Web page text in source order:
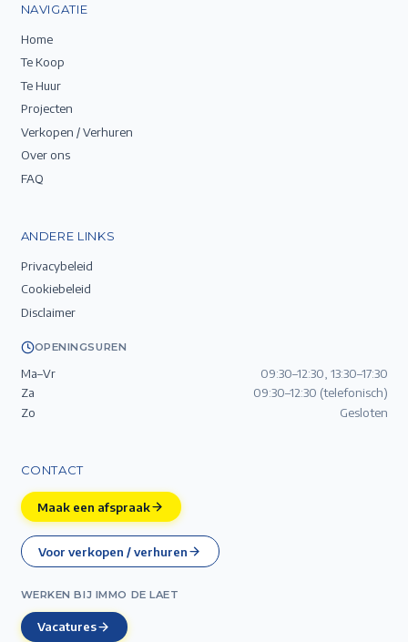
NAVIGATIE
Home
Te Koop
Te Huur
Projecten
Verkopen / Verhuren
Over ons
FAQ
ANDERE LINKS
Privacybeleid
Cookiebeleid
Disclaimer
OPENINGSUREN
Ma–Vr
09:30–12:30, 13:30–17:30
Za
09:30–12:30 (telefonisch)
Zo
Gesloten
CONTACT
Maak een afspraak
Voor verkopen / verhuren
WERKEN BIJ IMMO DE LAET
Vacatures